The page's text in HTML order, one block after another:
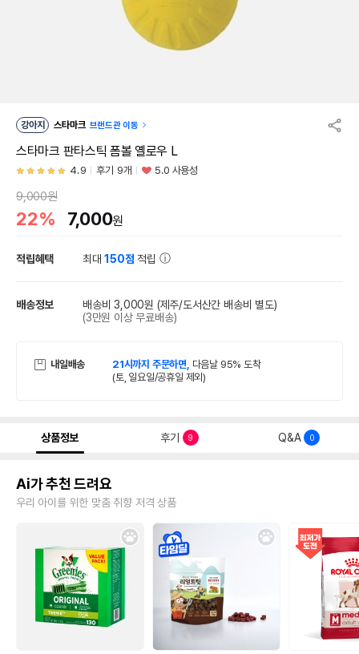
강아지 스타마크 브랜드관 이동
스타마크 판타스틱 폼볼 옐로우 L
4.9 후기 9개 5.0 사용성
9,000원
22% 7,000원
적립혜택 최대150점 적립
배송정보 배송비 3,000원 (제주/도서산간 배송비 별도)
(3만원 이상 무료배송)
내일배송 21시까지 주문하면, 다음날 95% 도착
(토, 일요일/공휴일 제외)
상품정보 후기 9 Q&A 0
Ai가 추천 드려요
우리 아이를 위한 맞춤 취향 저격 상품